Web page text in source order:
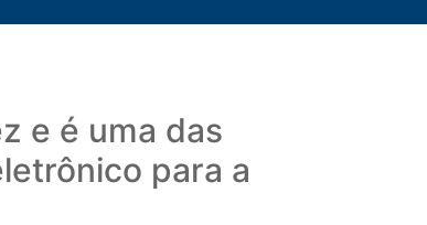
e é uma das
para a